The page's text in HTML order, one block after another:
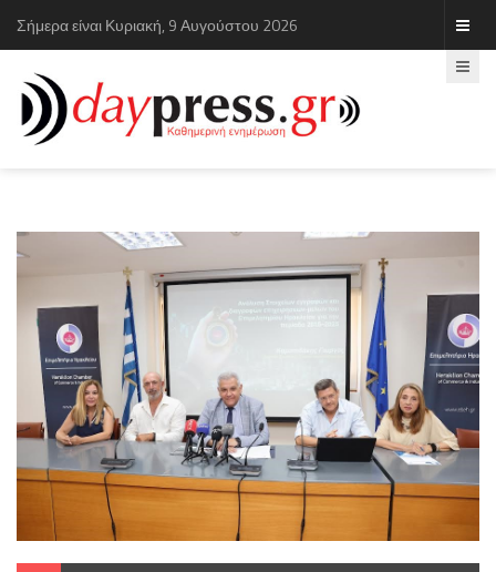
Σήμερα είναι Κυριακή, 9 Αυγούστου 2026